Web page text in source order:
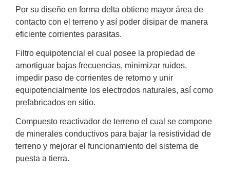
Decodificadores
de
VideoCuboDomo
/ Eyeball /
TurretFisheye
y
HemisféricasLente
Motorizado NVRs
Video
RecordersOcultas
-
PinholeProfesionales
Por su diseño en forma delta obtiene mayor área de
contacto con el terreno y así poder disipar de manera
eficiente corrientes parasitas.
Filtro equipotencial el cual posee la propiedad de
amortiguar bajas frecuencias, minimizar ruidos,
impedir paso de corrientes de retorno y unir
equipotencialmente los electrodos naturales, así como
prefabricados en sitio.
Compuesto reactivador de terreno el cual se compone
de minerales conductivos para bajar la resistividad de
terreno y mejorar el funcionamiento del sistema de
puesta a tierra.